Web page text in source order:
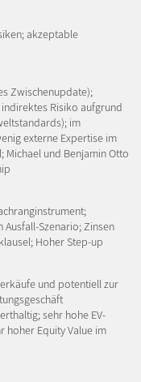
akzeptable
Zwischenupdate);
Risiko aufgrund
im
externe Expertise im
Michael und Benjamin Otto
Szenario; Zinsen
Hoher Step-up
und potentiell zur
sehr hohe EV-
hoher Equity Value im